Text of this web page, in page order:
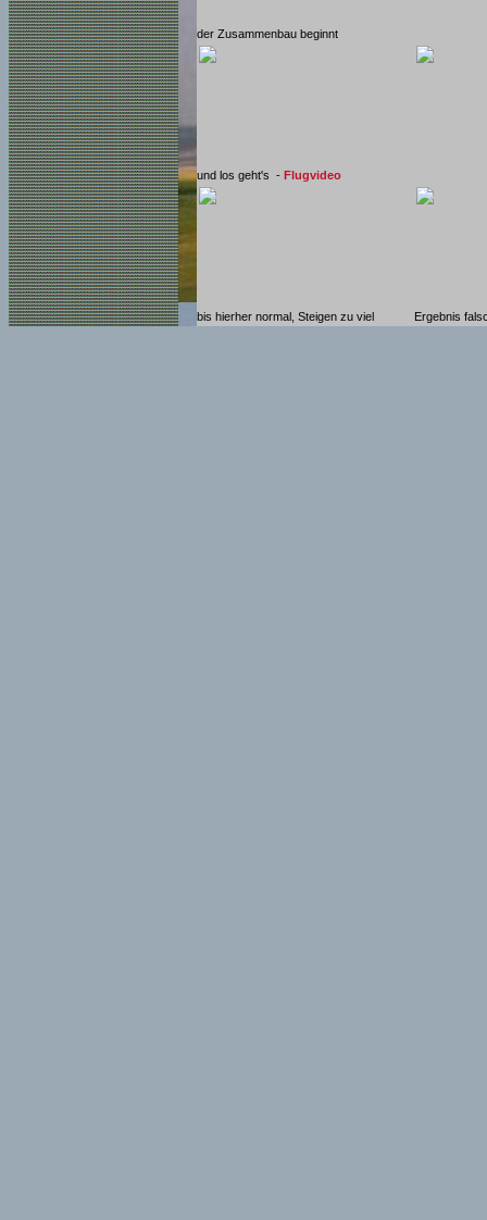
der Zusammenbau beginnt
und los geht's - Flugvideo
bis hierher normal, Steigen zu viel Ergebnis